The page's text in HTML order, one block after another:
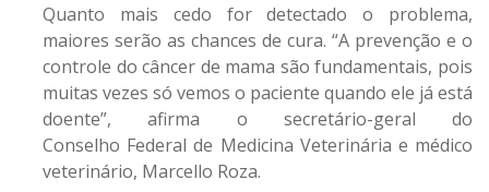
Quanto mais cedo for detectado o problema,
maiores serão as chances de cura. “A prevenção e o
controle do câncer de mama são fundamentais, pois
muitas vezes só vemos o paciente quando ele já está
doente”, afirma o secretário-geral do
Conselho Federal de Medicina Veterinária e médico
veterinário, Marcello Roza.